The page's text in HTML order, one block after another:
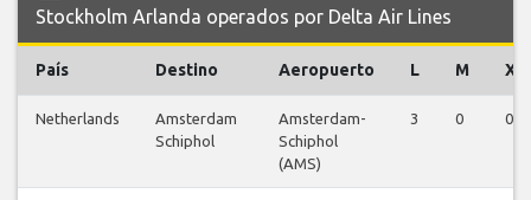
Stockholm Arlanda operados por Delta Air Lines
País Destino Aeropuerto L M X
Netherlands
Amsterdam
Schiphol
Amsterdam-
Schiphol
(AMS)
3 0 0